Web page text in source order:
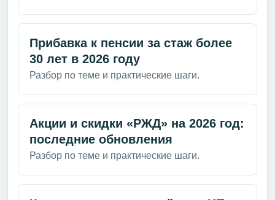
Прибавка к пенсии за стаж более
30 лет в 2026 году
Разбор по теме и практические шаги.
Акции и скидки «РЖД» на 2026 год:
последние обновления
Разбор по теме и практические шаги.